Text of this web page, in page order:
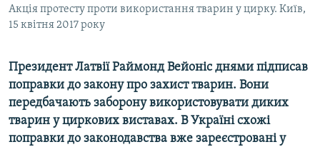
ІНФОГРАФІКА
ДОЛУЧАЙСЯ!
Усі сайти RFE/RL
Акція протесту проти використання тварин у цирку. Київ,
15 квітня 2017 року
Президент Латвії Раймонд Вейоніс днями підписав
поправки до закону про захист тварин. Вони
передбачають заборону використовувати диких
тварин у циркових виставах. В Україні схожі
поправки до законодавства вже зареєстровані у